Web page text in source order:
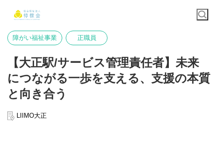
障がい福祉事業 正職員
【大正駅/サービス管理責任者】未来
につながる一歩を支える、支援の本質
と向き合う
LIIMO大正